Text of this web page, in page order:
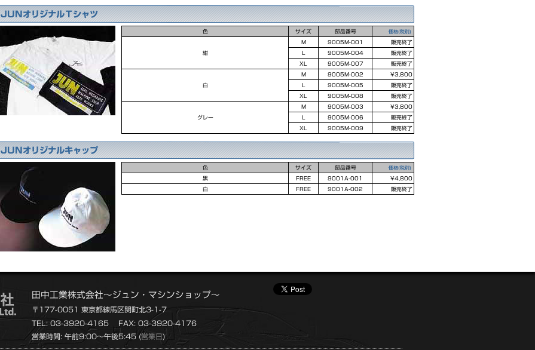
JUNオリジナルＴシャツ
色 サイズ 部品番号 価格(税別)
紺
M 9005M-001
販売終了
9005M-004
販売終了
XL
9005M-007 販売終了
白
M 9005M-002
¥3,800
9005M-005
販売終了
XL
9005M-008 販売終了
グレー
M 9005M-003
¥3,800
9005M-006
販売終了
XL
9005M-009 販売終了
JUNオリジナルキャップ
色 サイズ 部品番号 価格(税別)
黒 FREE 9001A-001
¥4,800
白
FREE 9001A-002 販売終了
田中工業株式会社～ジュン・マシンショップ～
〒177-0051 東京都練馬区関町北3-1-7
TEL: 03-3920-4165
FAX: 03-3920-4176
営業時間: 午前9:00～午後5:45 (営業日)